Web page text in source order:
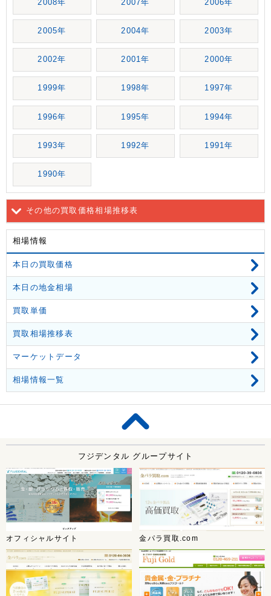
2008年 2007年 2006年
2005年 2004年 2003年
2002年 2001年 2000年
1999年 1998年 1997年
1996年 1995年 1994年
1993年 1992年 1991年
1990年
その他の買取価格相場推移表
相場情報
本日の買取価格
本日の地金相場
買取単価
買取相場推移表
マーケットデータ
相場情報一覧
フジデンタル グループサイト
オフィシャルサイト 金パラ買取.com